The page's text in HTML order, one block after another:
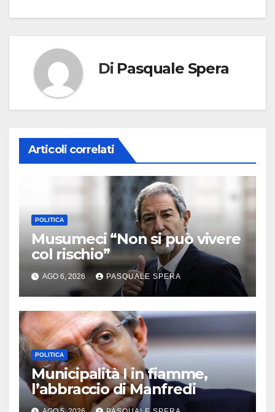
Di Pasquale Spera
Articoli correlati
POLITICA
Musumeci “Non si può vivere
col rischio”
AGO 6, 2026 PASQUALE SPERA
POLITICA
Municipalità I in fiamme,
l’abbraccio di Manfredi